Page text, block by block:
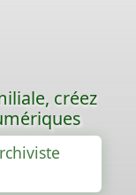
créez